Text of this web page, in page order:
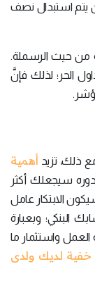
أن يتم استبدال نصف
من حيث الرسملة.
الحر؛ لذلك فإنَّ
ذلك، تزيد أهمية
سيجعلك أكثر
الابتكار عامل
البنكي؛ وبعبارة
العمل واستثمار ما
لديك ولدى